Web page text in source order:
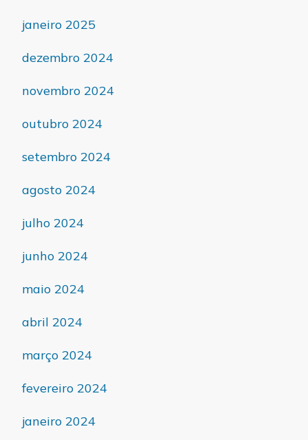
janeiro 2025
dezembro 2024
novembro 2024
outubro 2024
setembro 2024
agosto 2024
julho 2024
junho 2024
maio 2024
abril 2024
março 2024
fevereiro 2024
janeiro 2024